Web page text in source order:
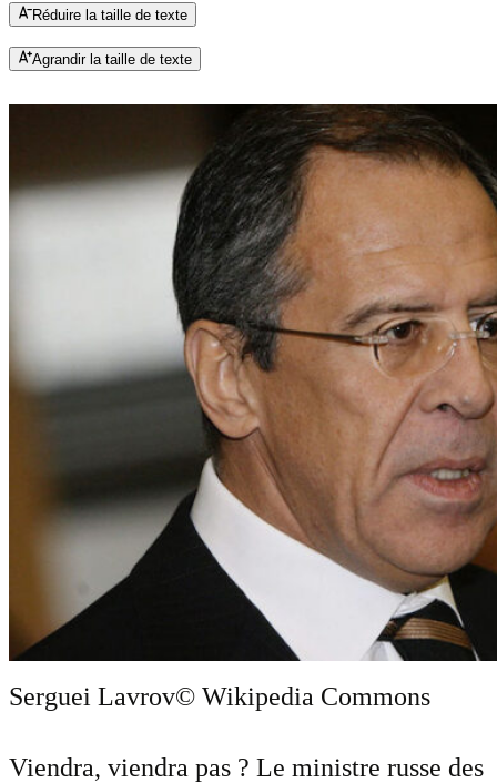
Réduire la taille de texte
Agrandir la taille de texte
Serguei Lavrov© Wikipedia Commons
Viendra, viendra pas ? Le ministre russe des